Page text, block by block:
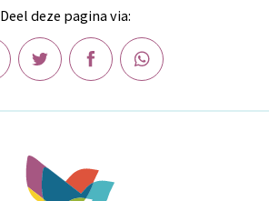
Deel deze pagina via: